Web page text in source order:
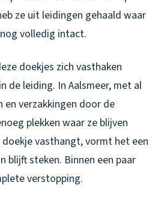
ze uit leidingen gehaald waar
volledig intact.
doekjes zich vasthaken
de leiding. In Aalsmeer, met al
en verzakkingen door de
plekken waar ze blijven
doekje vasthangt, vormt het een
blijft steken. Binnen een paar
verstopping.